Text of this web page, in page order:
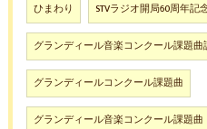
ひまわり STVラジオ開局60周年記
グランディール音楽コンクール課題曲
グランディールコンクール課題曲
グランディール音楽コンクール課題曲